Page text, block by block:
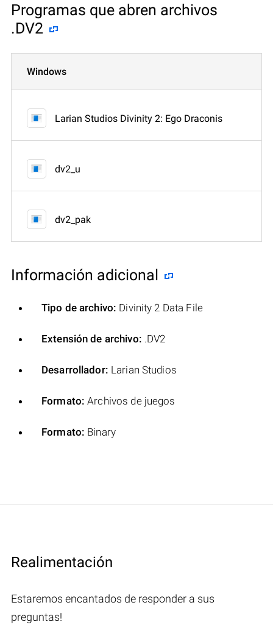
Programas que abren archivos
.DV2
Windows
Larian Studios Divinity 2: Ego Draconis
dv2_u
dv2_pak
Información adicional
Tipo de archivo: Divinity 2 Data File
Extensión de archivo: .DV2
Desarrollador: Larian Studios
Formato: Archivos de juegos
Formato: Binary
Realimentación
Estaremos encantados de responder a sus
preguntas!